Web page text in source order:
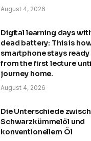
August 4, 2026
Digital learning days
dead battery: This is
smartphone stays ready
from the first lecture
journey home.
August 4, 2026
Die Unterschiede
Schwarzkümmelöl und
konventionellem Öl